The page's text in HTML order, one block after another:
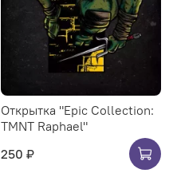
Открытка "Epic Collection:
TMNT Raphael"
250 ₽